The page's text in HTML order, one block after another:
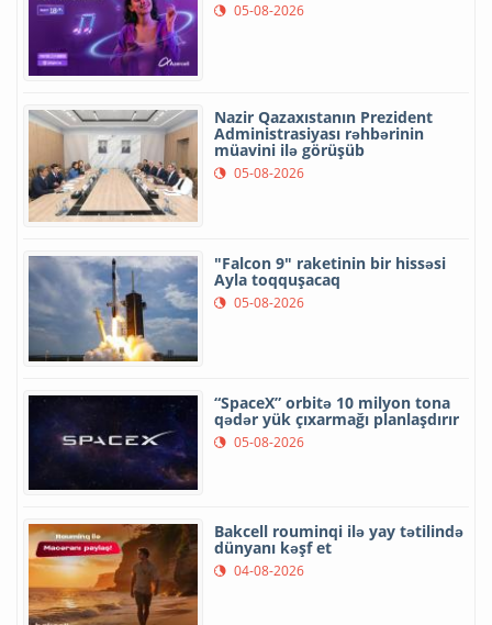
05-08-2026
Nazir Qazaxıstanın Prezident
Administrasiyası rəhbərinin
müavini ilə görüşüb
05-08-2026
"Falcon 9" raketinin bir hissəsi
Ayla toqquşacaq
05-08-2026
“SpaceX” orbitə 10 milyon tona
qədər yük çıxarmağı planlaşdırır
05-08-2026
Bakcell rouminqi ilə yay tətilində
dünyanı kəşf et
04-08-2026